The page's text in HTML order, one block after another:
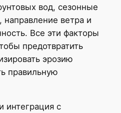
вод, сезонные
ветра и
Все эти факторы
предотвратить
эрозию
правильную
интеграция с